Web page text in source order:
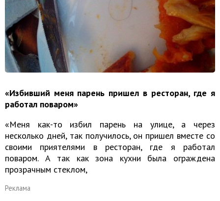
«Избивший меня парень пришел в ресторан, где я
работал поваром»
«Меня как-то избил парень на улице, а через
несколько дней, так получилось, он пришел вместе со
своими приятелями в ресторан, где я работал
поваром. А так как зона кухни была ограждена
прозрачным стеклом,
Реклама